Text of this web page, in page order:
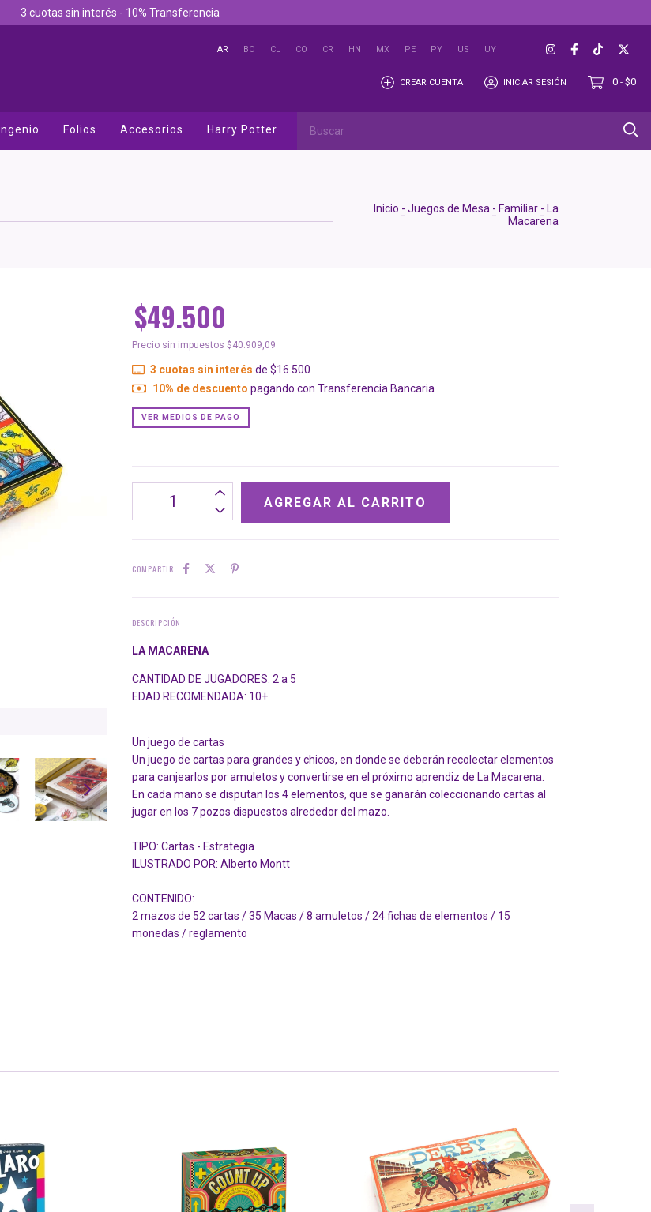
3 cuotas sin interés - 10% Transferencia
AR BO CL CO CR HN MX PE PY US UY
CREAR CUENTA INICIAR SESIÓN 0 - $0
Ingenio Folios Accesorios Harry Potter
Inicio - Juegos de Mesa - Familiar - La
Macarena
$49.500
Precio sin impuestos $40.909,09
3 cuotas sin interés de $16.500
10% de descuento pagando con Transferencia Bancaria
VER MEDIOS DE PAGO
COMPARTIR
DESCRIPCIÓN
LA MACARENA
CANTIDAD DE JUGADORES: 2 a 5
EDAD RECOMENDADA: 10+
Un juego de cartas
Un juego de cartas para grandes y chicos, en donde se deberán recolectar elementos
para canjearlos por amuletos y convertirse en el próximo aprendiz de La Macarena.
En cada mano se disputan los 4 elementos, que se ganarán coleccionando cartas al
jugar en los 7 pozos dispuestos alrededor del mazo.
TIPO: Cartas - Estrategia
ILUSTRADO POR: Alberto Montt
CONTENIDO:
2 mazos de 52 cartas / 35 Macas / 8 amuletos / 24 fichas de elementos / 15
monedas / reglamento